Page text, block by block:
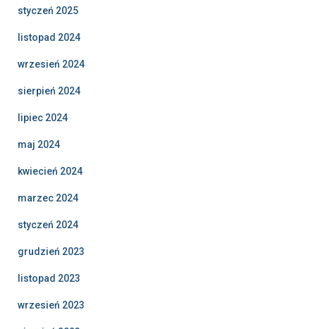
styczeń 2025
listopad 2024
wrzesień 2024
sierpień 2024
lipiec 2024
maj 2024
kwiecień 2024
marzec 2024
styczeń 2024
grudzień 2023
listopad 2023
wrzesień 2023